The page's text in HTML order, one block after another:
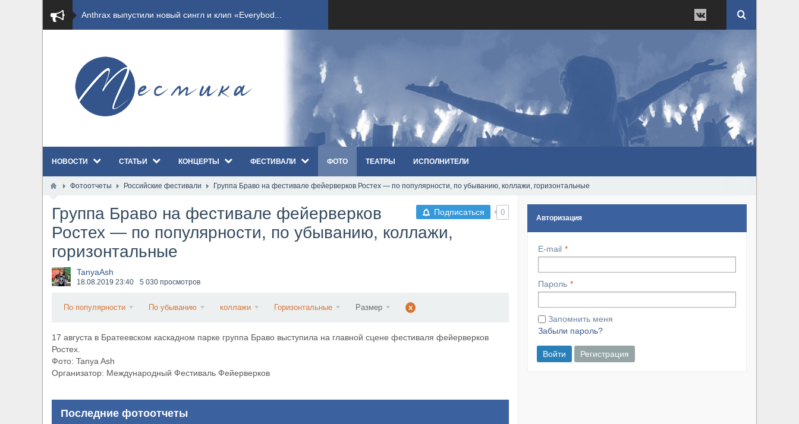
​Wacken Open Air 2027 объявил новую волну участ...
​Wacken Open Air 2026 полностью распродан
GHOST возвращаются на большие экраны с новым ко...
​Wacken Open Air 2026: открыт новый портал Cash...
Всероссийский рок-фестиваль HAMMER FEST впервые...
XANDRIA представили новый сингл под названием «...
​Anthrax выпустили новый сингл и клип «Everybod...
НОВОСТИ СТАТЬИ КОНЦЕРТЫ ФЕСТИВАЛИ ФОТО ТЕАТРЫ ИСПОЛНИТЕЛИ
Фотоотчеты Российские фестивали Группа Браво на фестивале фейерверков Ростех — по популярности, по убыванию, коллажи, горизонтальные
Подписаться 0
Группа Браво на фестивале фейерверков
Ростех — по популярности, по убыванию, коллажи,
горизонтальные
TanyaAsh
18.08.2019 23:40 5 030 просмотров
По популярности По убыванию коллажи Горизонтальные Размер x
17 августа в Братеевском каскадном парке группа Браво выступила на главной сцене фестиваля фейерверков
Ростех.
Фото: Tanya Ash
Организатор: Международный Фестиваль Фейерверков
Последние фотоотчеты
Авторизация
E-mail
Пароль
Запомнить меня
Забыли пароль?
Войти Регистрация